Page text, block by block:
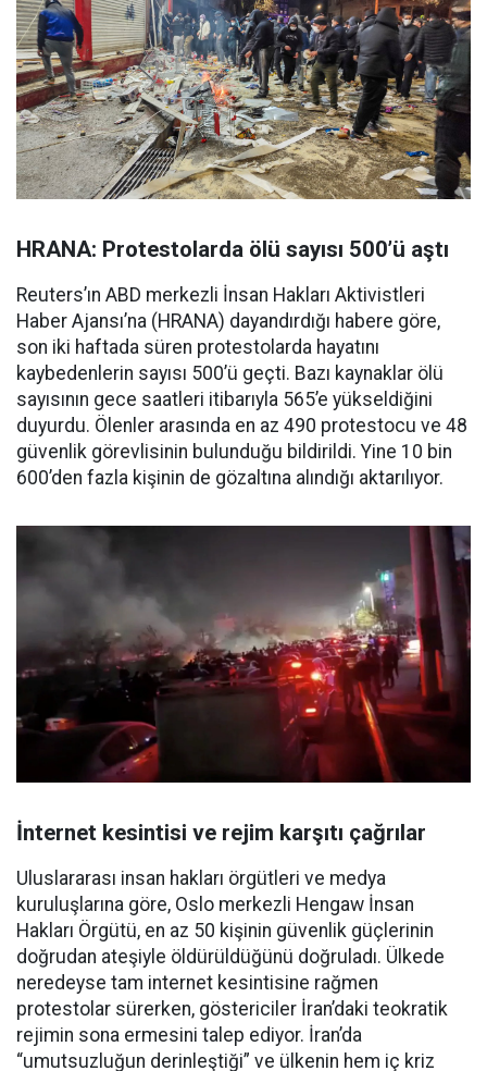
HRANA: Protestolarda ölü sayısı 500’ü aştı
Reuters’ın ABD merkezli İnsan Hakları Aktivistleri
Haber Ajansı’na (HRANA) dayandırdığı habere göre,
son iki haftada süren protestolarda hayatını
kaybedenlerin sayısı 500’ü geçti. Bazı kaynaklar ölü
sayısının gece saatleri itibarıyla 565’e yükseldiğini
duyurdu. Ölenler arasında en az 490 protestocu ve 48
güvenlik görevlisinin bulunduğu bildirildi. Yine 10 bin
600’den fazla kişinin de gözaltına alındığı aktarılıyor.
İnternet kesintisi ve rejim karşıtı çağrılar
Uluslararası insan hakları örgütleri ve medya
kuruluşlarına göre, Oslo merkezli Hengaw İnsan
Hakları Örgütü, en az 50 kişinin güvenlik güçlerinin
doğrudan ateşiyle öldürüldüğünü doğruladı. Ülkede
neredeyse tam internet kesintisine rağmen
protestolar sürerken, göstericiler İran’daki teokratik
rejimin sona ermesini talep ediyor. İran’da
“umutsuzluğun derinleştiği” ve ülkenin hem iç kriz